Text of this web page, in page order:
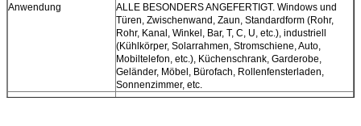
Anwendung
ALLE BESONDERS ANGEFERTIGT. Windows und
Türen, Zwischenwand, Zaun, Standardform (Rohr,
Rohr, Kanal, Winkel, Bar, T, C, U, etc.), industriell
(Kühlkörper, Solarrahmen, Stromschiene, Auto,
Mobiltelefon, etc.), Küchenschrank, Garderobe,
Geländer, Möbel, Bürofach, Rollenfensterladen,
Sonnenzimmer, etc.
Zertifikat
ISO9001, ISO14001